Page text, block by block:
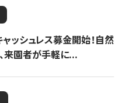
ッシュレス募金開始！自然
来園者が手軽に...